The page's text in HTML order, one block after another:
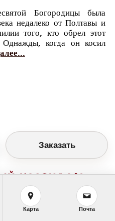
Богородицы была
недалеко от Полтавы и
того, кто обрел этот
когда он косил
календарь
(30 Июня по старому
>>
Заказать
Карта Почта